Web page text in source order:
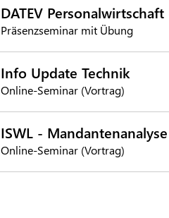
DATEV
Präsenzseminar mit Übung
Info Update Technik
Online-Seminar (Vortrag)
ISWL - Mandantenanalyse
Online-Seminar (Vortrag)